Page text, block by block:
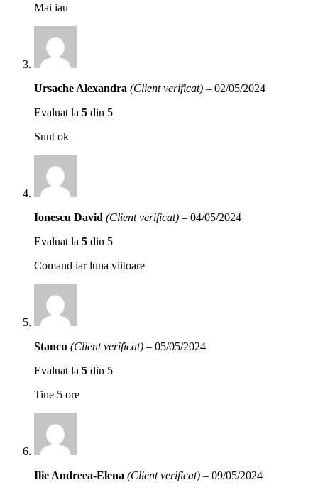
Mai iau
Ursache Alexandra (Client verificat) – 02/05/2024
Evaluat la 5 din 5
Sunt ok
Ionescu David (Client verificat) – 04/05/2024
Evaluat la 5 din 5
Comand iar luna viitoare
Stancu (Client verificat) – 05/05/2024
Evaluat la 5 din 5
Tine 5 ore
Ilie Andreea-Elena (Client verificat) – 09/05/2024